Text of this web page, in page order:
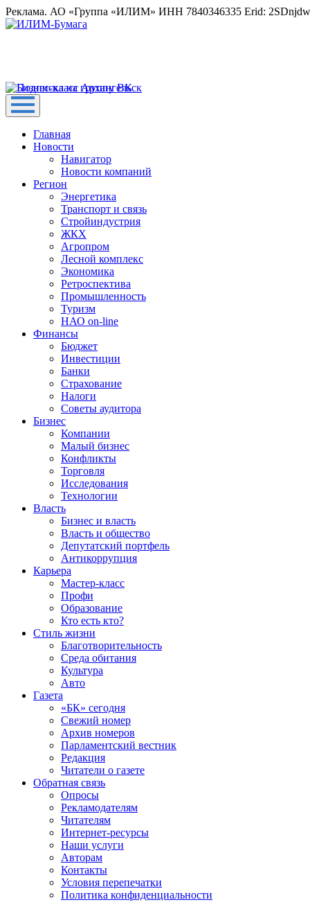
Реклама. АО «Группа «ИЛИМ» ИНН 7840346335 Erid:
Главная
Новости
Навигатор
Новости компаний
Регион
Энергетика
Транспорт и связь
Стройиндустрия
ЖКХ
Агропром
Лесной комплекс
Экономика
Ретроспектива
Промышленность
Туризм
НАО on-line
Финансы
Бюджет
Инвестиции
Банки
Страхование
Налоги
Советы аудитора
Бизнес
Компании
Малый бизнес
Конфликты
Торговля
Исследования
Технологии
Власть
Бизнес и власть
Власть и общество
Депутатский портфель
Антикоррупция
Карьера
Мастер-класс
Профи
Образование
Кто есть кто?
Стиль жизни
Благотворительность
Среда обитания
Культура
Авто
Газета
«БК» сегодня
Свежий номер
Архив номеров
Парламентский вестник
Редакция
Читатели о газете
Обратная связь
Опросы
Рекламодателям
Читателям
Интернет-ресурсы
Наши услуги
Авторам
Контакты
Условия перепечатки
Политика конфиденциальности